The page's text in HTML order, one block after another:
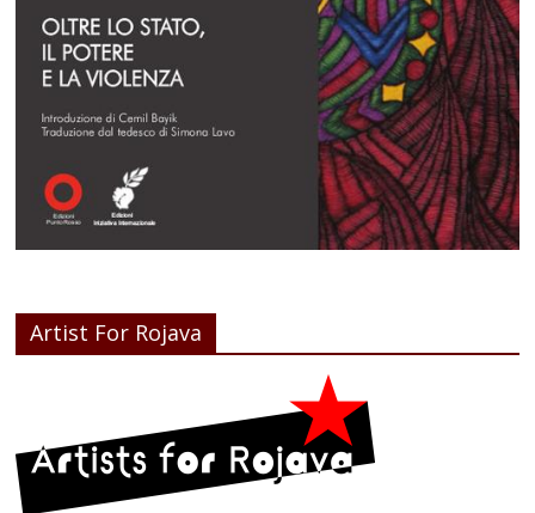
Artist For Rojava